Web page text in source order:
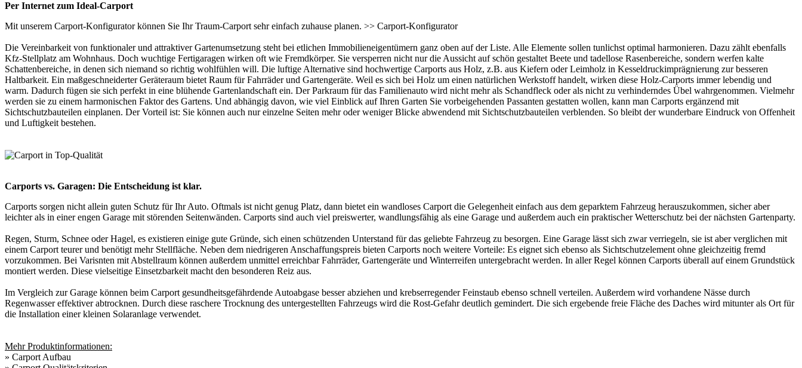
Per Internet zum Ideal-Carport
Mit unserem Carport-Konfigurator können Sie Ihr Traum-Carport sehr einfach zuhause planen. >> Carport-Konfigurator
Die Vereinbarkeit von funktionaler und attraktiver Gartenumsetzung steht bei etlichen Immobilieneigentümern ganz oben auf der Liste. Alle Elemente sollen tunlichst optimal harmonieren. Dazu zählt ebenfalls
Kfz-Stellplatz am Wohnhaus. Doch wuchtige Fertigaragen wirken oft wie Fremdkörper. Sie versperren nicht nur die Aussicht auf schön gestaltet Beete und tadellose Rasenbereiche, sondern werfen kalte
Schattenbereiche, in denen sich niemand so richtig wohlfühlen will. Die luftige Alternative sind hochwertige Carports aus Holz, z.B. aus Kiefern oder Leimholz in Kesseldruckimprägnierung zur besseren
Haltbarkeit. Ein maßgeschneiderter Geräteraum bietet Raum für Fahrräder und Gartengeräte. Weil es sich bei Holz um einen natürlichen Werkstoff handelt, wirken diese Holz-Carports immer lebendig und
warm. Dadurch fügen sie sich perfekt in eine blühende Gartenlandschaft ein. Der Parkraum für das Familienauto wird nicht mehr als Schandfleck oder als nicht zu verhinderndes Übel wahrgenommen. Vielmehr
werden sie zu einem harmonischen Faktor des Gartens. Und abhängig davon, wie viel Einblick auf Ihren Garten Sie vorbeigehenden Passanten gestatten wollen, kann man Carports ergänzend mit
Sichtschutzbauteilen einplanen. Der Vorteil ist: Sie können auch nur einzelne Seiten mehr oder weniger Blicke abwendend mit Sichtschutzbauteilen verblenden. So bleibt der wunderbare Eindruck von Offenheit
und Luftigkeit bestehen.
Carports vs. Garagen: Die Entscheidung ist klar.
Carports sorgen nicht allein guten Schutz für Ihr Auto. Oftmals ist nicht genug Platz, dann bietet ein wandloses Carport die Gelegenheit einfach aus dem geparktem Fahrzeug herauszukommen, sicher aber
leichter als in einer engen Garage mit störenden Seitenwänden. Carports sind auch viel preiswerter, wandlungsfähig als eine Garage und außerdem auch ein praktischer Wetterschutz bei der nächsten Gartenparty.
Regen, Sturm, Schnee oder Hagel, es existieren einige gute Gründe, sich einen schützenden Unterstand für das geliebte Fahrzeug zu besorgen. Eine Garage lässt sich zwar verriegeln, sie ist aber verglichen mit
einem Carport teurer und benötigt mehr Stellfläche. Neben dem niedrigeren Anschaffungspreis bieten Carports noch weitere Vorteile: Es eignet sich ebenso als Sichtschutzelement ohne gleichzeitig fremd
vorzukommen. Bei Varisnten mit Abstellraum können außerdem unmittel erreichbar Fahrräder, Gartengeräte und Winterreifen untergebracht werden. In aller Regel können Carports überall auf einem Grundstück
montiert werden. Diese vielseitige Einsetzbarkeit macht den besonderen Reiz aus.
Im Vergleich zur Garage können beim Carport gesundheitsgefährdende Autoabgase besser abziehen und krebserregender Feinstaub ebenso schnell verteilen. Außerdem wird vorhandene Nässe durch
Regenwasser effektiver abtrocknen. Durch diese raschere Trocknung des untergestellten Fahrzeugs wird die Rost-Gefahr deutlich gemindert. Die sich ergebende freie Fläche des Daches wird mitunter als Ort für
die Installation einer kleinen Solaranlage verwendet.
Mehr Produktinformationen:
» Carport Aufbau